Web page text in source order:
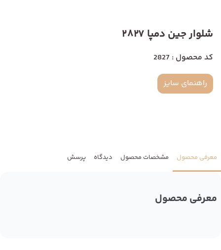
شلوار جین دمپا 2827
کد محصول : 2827
راهنمای سایز
معرفی محصول مشخصات محصول دیدگاه پرسش
معرفی محصول